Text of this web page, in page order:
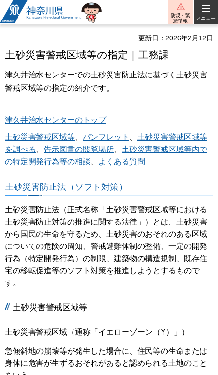
神奈川県
防災・緊
急情報
メニュー
更新日：2026年2月12日
土砂災害警戒区域等の指定｜工務課
津久井治水センターでの土砂災害防止法に基づく土砂災害
警戒区域等の指定の紹介です。
津久井治水センターのトップ
土砂災害警戒区域等 パンフレット 土砂災害警戒区域等
を調べる
告示図書の閲覧場所
土砂災害警戒区域等内で
の特定開発行為等の相談
よくある質問
土砂災害防止法（ソフト対策）
土砂災害防止法（正式名称「土砂災害警戒区域等における
土砂災害防止対策の推進に関する法律」）とは、土砂災害
から国民の生命を守るため、土砂災害のおそれのある区域
についての危険の周知、警戒避難体制の整備、一定の開発
行為（特定開発行為）の制限、建築物の構造規制、既存住
宅の移転促進等のソフト対策を推進しようとするもので
す。
土砂災害警戒区域等
土砂災害警戒区域（通称「イエローゾーン（Y）」）
急傾斜地の崩壊等が発生した場合に、住民等の生命または
身体に危害が生ずるおそれがあると認められる土地のこと